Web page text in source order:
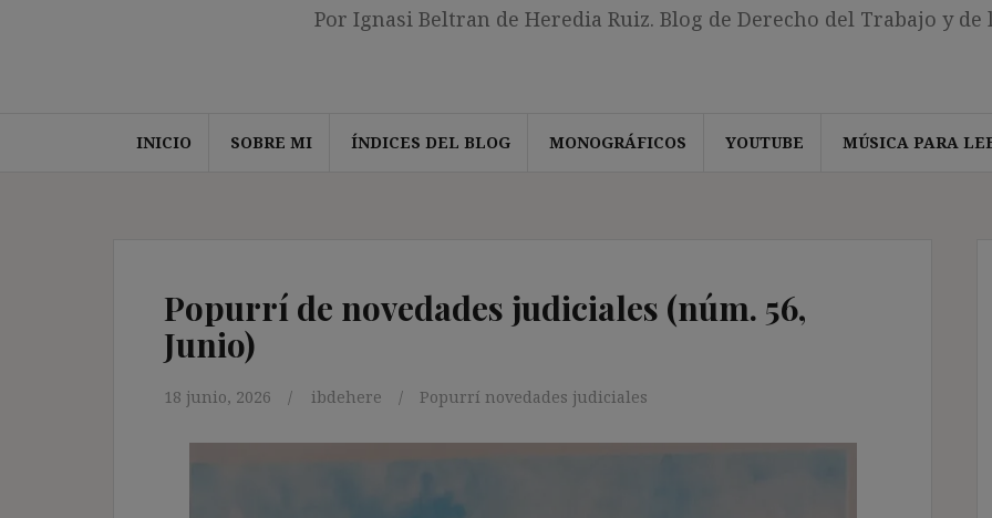
Por Ignasi Beltran de Heredia Ruiz. Blog de Derecho del Trabajo y de
INICIO SOBRE MI ÍNDICES DEL BLOG MONOGRÁFICOS YOUTUBE MÚSICA PARA
Popurrí de novedades judiciales (núm. 56,
Junio)
18 junio, 2026 ibdehere Popurrí novedades judiciales